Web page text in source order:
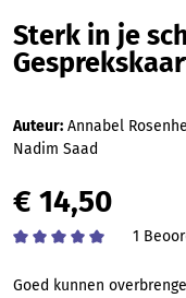
Sterk in je
Auteur: Annabel
Nadim Saad
€ 14,50
1
Goed kunnen